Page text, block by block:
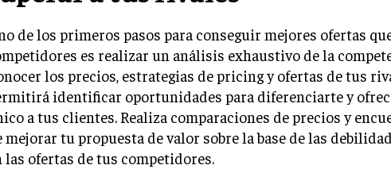
de los primeros pasos para conseguir mejores ofertas
es realizar un análisis exhaustivo de la
los precios, estrategias de pricing y ofertas de tus
identificar oportunidades para diferenciarte y
a tus clientes. Realiza comparaciones de precios y
mejorar tu propuesta de valor sobre la base de las
las ofertas de tus competidores.